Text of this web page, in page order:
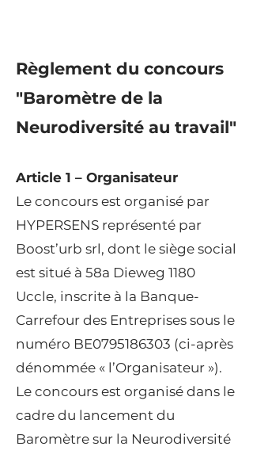
Règlement du concours
"Baromètre de la
Neurodiversité au travail"
Article 1 – Organisateur
Le concours est organisé par
HYPERSENS représenté par
Boost’urb srl, dont le siège social
est situé à 58a Dieweg 1180
Uccle, inscrite à la Banque-
Carrefour des Entreprises sous le
numéro BE0795186303 (ci-après
dénommée « l’Organisateur »).
Le concours est organisé dans le
cadre du lancement du
Baromètre sur la Neurodiversité